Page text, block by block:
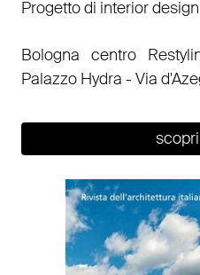
Progetto di interior design
Bologna centro
Palazzo Hydra - Via